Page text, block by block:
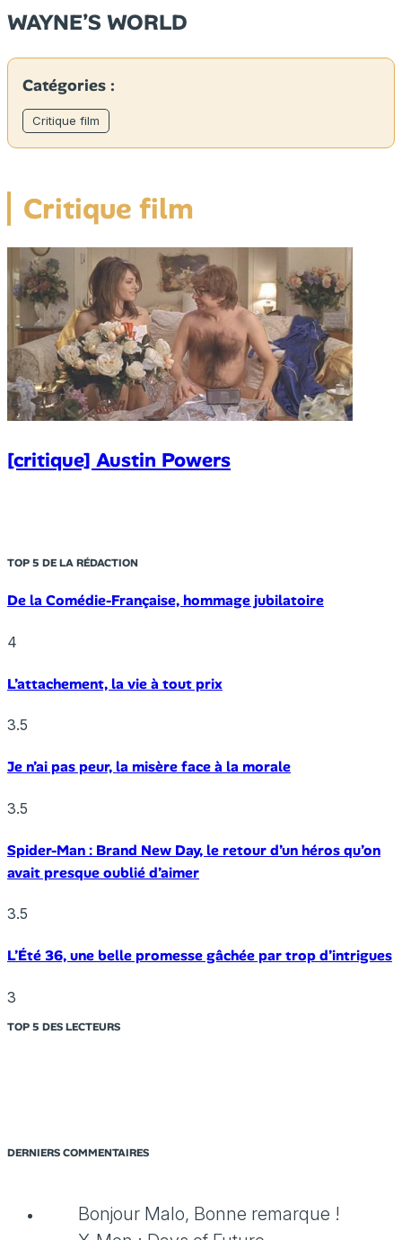
WAYNE’S WORLD
Catégories :
Critique film
Critique film
[critique] Austin Powers
TOP 5 DE LA RÉDACTION
De la Comédie-Française, hommage jubilatoire
4
L’attachement, la vie à tout prix
3.5
Je n’ai pas peur, la misère face à la morale
3.5
Spider-Man : Brand New Day, le retour d’un héros qu’on
avait presque oublié d’aimer
3.5
L’Été 36, une belle promesse gâchée par trop d’intrigues
3
TOP 5 DES LECTEURS
DERNIERS COMMENTAIRES
Bonjour Malo, Bonne remarque !